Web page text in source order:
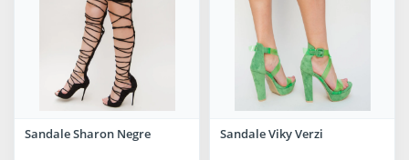
Sandale Sharon Negre Sandale Viky Verzi